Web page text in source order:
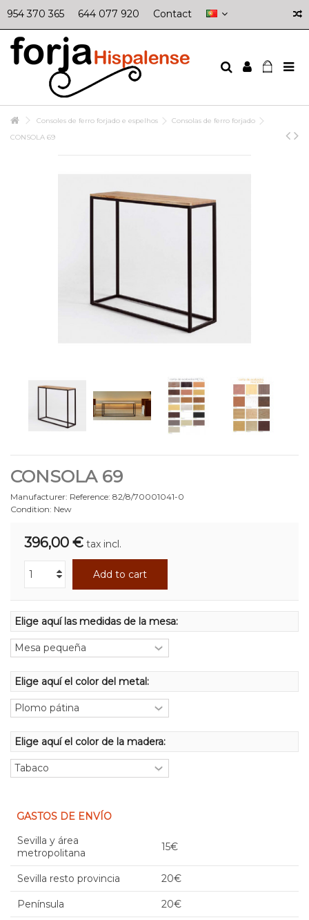
954 370 365 644 077 920 Contact
Consoles de ferro forjado e espelhos
Consolas de ferro forjado
CONSOLA 69
CONSOLA 69
Manufacturer: Reference: 82/8/70001041-0
Condition: New
396,00 € tax incl.
Add to cart
Elige aquí las medidas de la mesa:
Elige aquí el color del metal:
Elige aquí el color de la madera:
GASTOS DE ENVÍO
Sevilla y área
metropolitana
15€
Sevilla resto provincia 20€
Península 20€